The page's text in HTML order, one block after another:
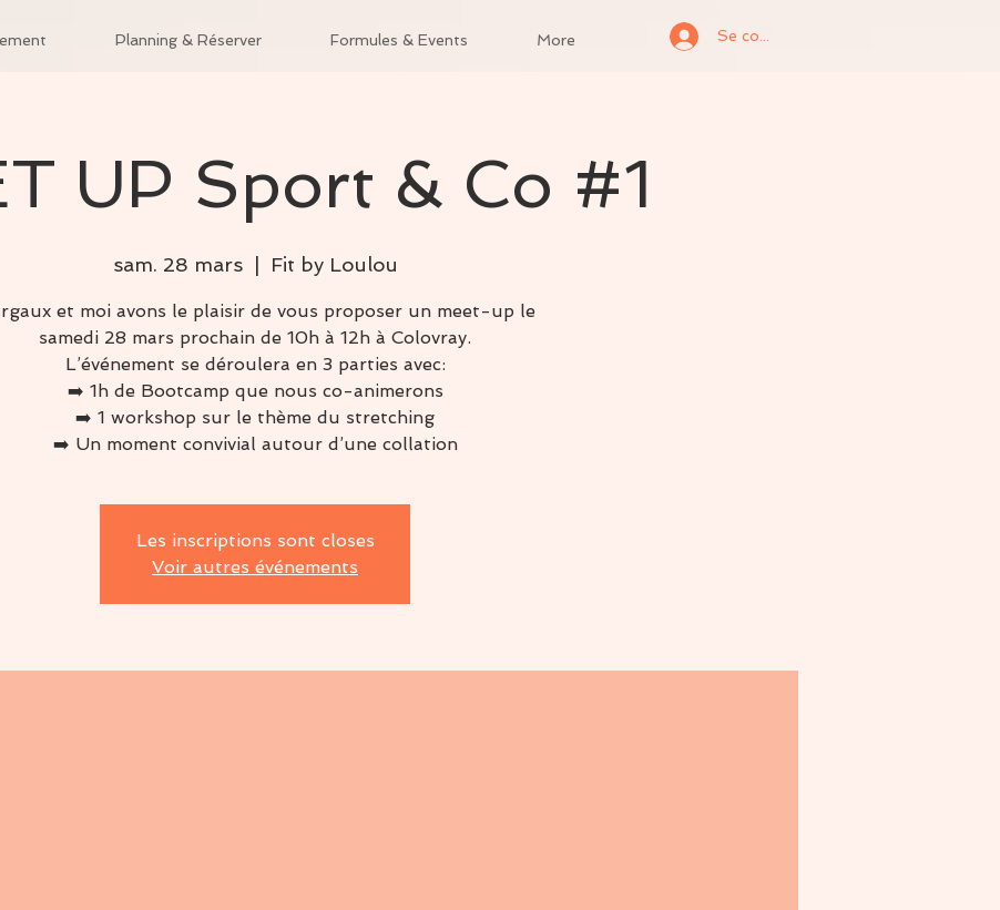
Planning & Réserver Formules & Events More Se connecter
UP Sport & Co #1
sam. 28 mars
  |
Fit by Loulou
et moi avons le plaisir de vous proposer un meet-up le
samedi 28 mars prochain de 10h à 12h à Colovray.
L’événement se déroulera en 3 parties avec:
➡️ 1h de Bootcamp que nous co-animerons
➡️ 1 workshop sur le thème du stretching
➡️ Un moment convivial autour d’une collation
Les inscriptions sont closes
Voir autres événements